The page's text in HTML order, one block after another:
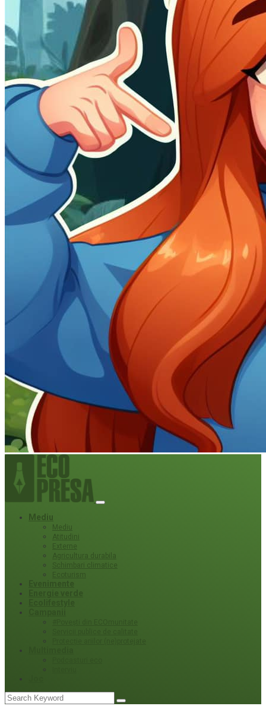
Mediu
Mediu
Atitudini
Externe
Agricultura durabila
Schimbari climatice
Ecoturism